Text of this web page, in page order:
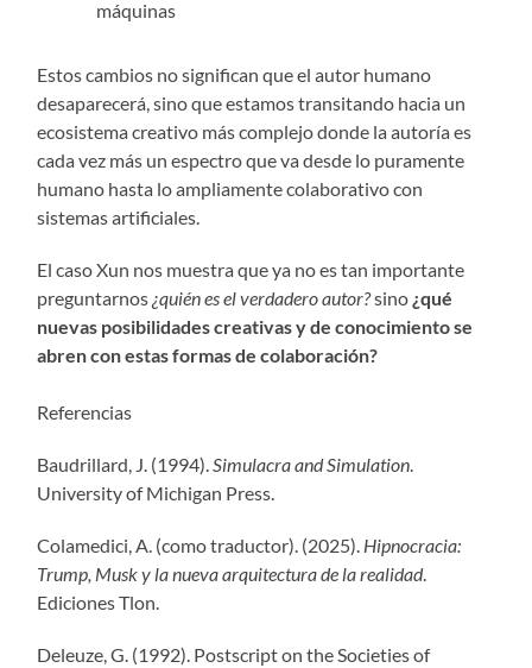
máquinas
Estos cambios no significan que el autor humano
desaparecerá, sino que estamos transitando hacia un
ecosistema creativo más complejo donde la autoría es
cada vez más un espectro que va desde lo puramente
humano hasta lo ampliamente colaborativo con
sistemas artificiales.
El caso Xun nos muestra que ya no es tan importante
preguntarnos¿quién es el verdadero autor?sino ¿qué
nuevas posibilidades creativas y de conocimiento se
abren con estas formas de colaboración?
Referencias
Baudrillard, J. (1994).Simulacra and Simulation.
University of Michigan Press.
Colamedici, A. (como traductor). (2025). Hipnocracia:
Trump, Musk y la nueva arquitectura de la realidad.
Ediciones Tlon.
Deleuze, G. (1992). Postscript on the Societies of